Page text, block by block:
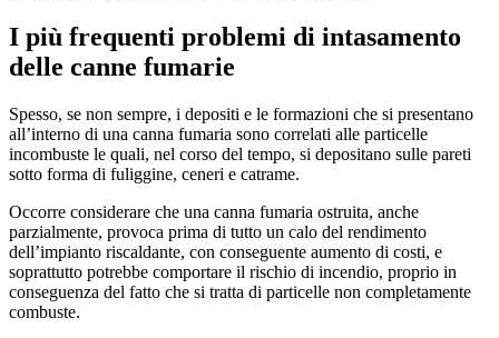
I più frequenti problemi di intasamento
delle canne fumarie
Spesso, se non sempre, i depositi e le formazioni che si presentano
all’interno di una canna fumaria sono correlati alle particelle
incombuste le quali, nel corso del tempo, si depositano sulle pareti
sotto forma di fuliggine, ceneri e catrame.
Occorre considerare che una canna fumaria ostruita, anche
parzialmente, provoca prima di tutto un calo del rendimento
dell’impianto riscaldante, con conseguente aumento di costi, e
soprattutto potrebbe comportare il rischio di incendio, proprio in
conseguenza del fatto che si tratta di particelle non completamente
combuste.